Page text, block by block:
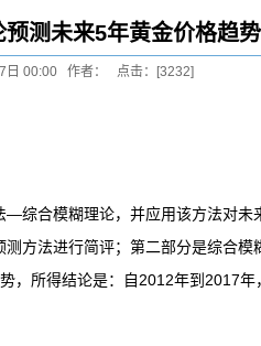
测未来5年黄金价格趋势
日 00:00 作者： 点击：[3232]
—综合模糊理论，并应用该方法对未
方法进行简评；第二部分是综合模
，所得结论是：自2012年到2017